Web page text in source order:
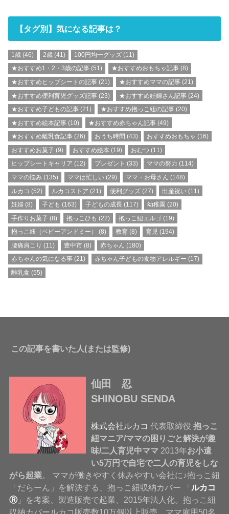
【タグ別】気になる記事は？
1歳 (46) 2歳 (41) 100円均一グッズ(11)
★おすすめ1・2・3歳の記事 (51) ★おすすめおもちゃ記事(8)
★おすすめヒップシートの記事 (21) ★おすすめママの記事(21)
★おすすめ便利育児グッズ記事 (23) ★おすすめ妊婦さん記事(24)
★おすすめ子どもの記事 (21) ★おすすめ抱っこ紐の記事(20)
★おすすめ絵本記事 (10) ★おすすめ赤ちゃん記事(49)
★おすすめ離乳食記事 (26) おうち時間 (43) おすすめおもちゃ (16)
おすすめお菓子 (9) おすすめ絵本 (19) おむつ (11)
ヒップシートキャリア (12) プレゼント (33) ママの努力 (114)
ママの悩み (135) ママは忙しい(29) ママ・お母さん (148)
ルカコ (52) ルカコストア (21) 便利グッズ(27) 出産祝い (11)
妊婦 (8) 子ども (163) 子どもの成長(117) 幼稚園 (20)
手作りお菓子 (8) 抱っこひも (22) 抱っこ紐エルゴ(19)
抱っこ紐（ベビーアンドミー）
(8) 教育(8) 育児 (194)
腰痛肩こり (11) 豊中市(8) 赤ちゃん (180)
赤ちゃんの気になる事 (21) 赤ちゃん子どもの食物アレルギー (17)
離乳食 (55)
この記事を書いた人(または監修)
仙田 忍
SHINOBU SENDA
株式会社ルカコ 代表取締役抱っこ
紐マニア/ママの困りごと解決が趣
味/二人育児中ママ 2013年お小遣
い5万円で自宅で二人の育児をしな
がら起業。 ママが働きやすく休みやすい会社に♪抱っこ紐
「だらーん」を解決する、抱っこ紐収納カバー 「ルカコ
Ⓡ」を考案、製造販売で起業、2015年法人化。抱っこ紐
収納カバールカコ販売数10万個以上販売、ママ雇用50名